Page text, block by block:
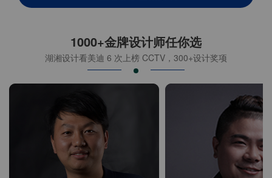
1000+金牌设计师任你选
湖湘设计看美迪 6 次上榜 CCTV，300+设计奖项